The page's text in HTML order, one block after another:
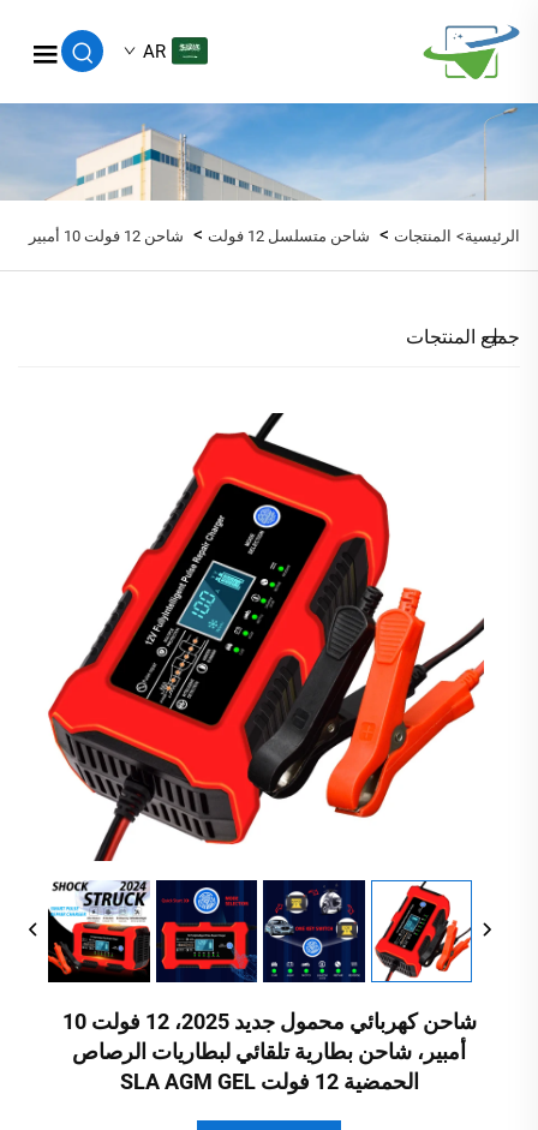
AR
الرئيسية> المنتجات > شاحن متسلسل 12 فولت > شاحن 12 فولت 10 أمبير
جميع المنتجات
شاحن كهربائي محمول جديد 2025، 12 فولت 10
أمبير، شاحن بطارية تلقائي لبطاريات الرصاص
الحمضية 12 فولت SLA AGM GEL